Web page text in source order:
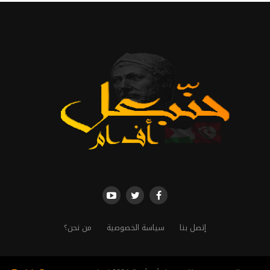
إتصل بنا سياسة الخصوصية من نحن؟